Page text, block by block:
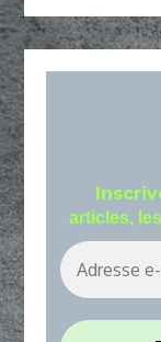
articles,